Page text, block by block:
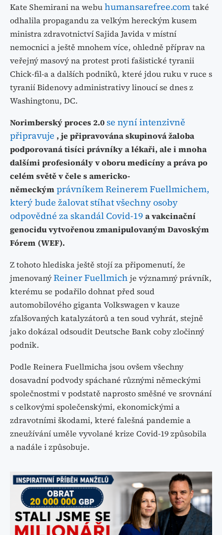
Kate Shemirani na webuhumansarefree.comtaké
odhalila propagandu za velkým hereckým kusem
ministra zdravotnictví Sajida Javida v místní
nemocnici a ještě mnohem více, ohledně příprav na
veřejný masový na protest proti fašistické tyranii
Chick-fil-a a dalších podniků, které jdou ruku v ruce s
tyranií Bidenovy administrativy linoucí se dnes z
Washingtonu, DC.
Norimberský proces 2.0se nyní intenzivně
připravuje , je připravována skupinová žaloba
podporovaná tisíci právníky a lékaři, ale i mnoha
dalšími profesionály v oboru medicíny a práva po
celém světě v čele s americko-
německýmprávníkem Reinerem Fuellmichem,
který bude žalovat stíhat všechny osoby
odpovědné za skandál Covid-19 a vakcinační
genocidu vytvořenou zmanipulovaným Davoským
Fórem (WEF).
Z tohoto hlediska ještě stojí za připomenutí, že
jmenovanýReiner Fuellmich je významný právník,
kterému se podařilo dohnat před soud
automobilového giganta Volkswagen v kauze
zfalšovaných katalyzátorů a ten soud vyhrát, stejně
jako dokázal odsoudit Deutsche Bank coby zločinný
podnik.
Podle Reinera Fuellmicha jsou ovšem všechny
dosavadní podvody spáchané různými německými
společnostmi v podstatě naprosto směšné ve srovnání
s celkovými společenskými, ekonomickými a
zdravotními škodami, které falešná pandemie a
zneužívání uměle vyvolané krize Covid-19 způsobila
a nadále i způsobuje.